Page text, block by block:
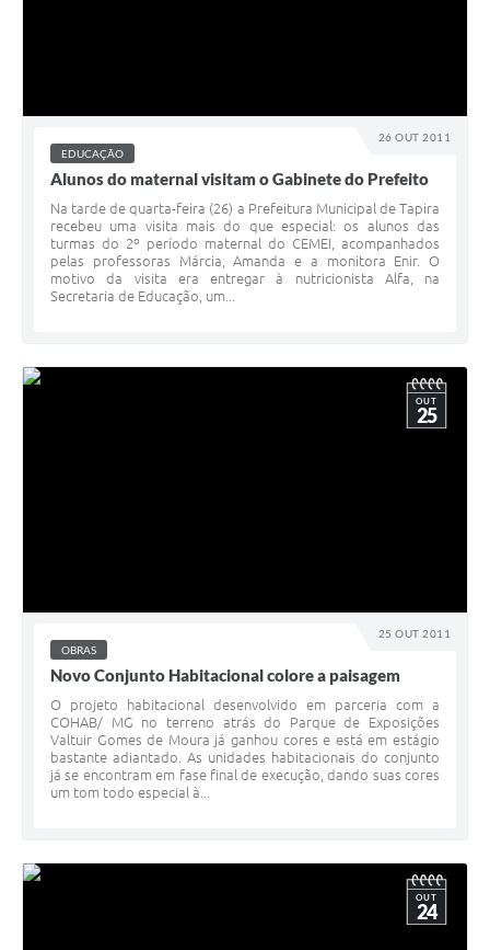
26 OUT 2011
EDUCAÇÃO
Alunos do maternal visitam o Gabinete do Prefeito
Na tarde de quarta-feira (26) a Prefeitura Municipal de Tapira
recebeu uma visita mais do que especial: os alunos das
turmas do 2º período maternal do CEMEI, acompanhados
pelas professoras Márcia, Amanda e a monitora Enir. O
motivo da visita era entregar à nutricionista Alfa, na
Secretaria de Educação, um...
25 OUT 2011
OUT
25
OBRAS
Novo Conjunto Habitacional colore a paisagem
O projeto habitacional desenvolvido em parceria com a
COHAB/ MG no terreno atrás do Parque de Exposições
Valtuir Gomes de Moura já ganhou cores e está em estágio
bastante adiantado. As unidades habitacionais do conjunto
já se encontram em fase final de execução, dando suas cores
um tom todo especial à...
OUT
24